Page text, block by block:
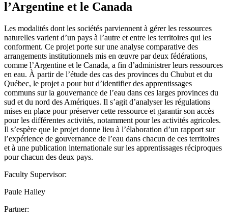
l’Argentine et le Canada
Les modalités dont les sociétés parviennent à gérer les ressources
naturelles varient d’un pays à l’autre et entre les territoires qui les
conforment. Ce projet porte sur une analyse comparative des
arrangements institutionnels mis en œuvre par deux fédérations,
comme l’Argentine et le Canada, a fin d’administrer leurs ressources
en eau. À partir de l’étude des cas des provinces du Chubut et du
Québec, le projet a pour but d’identifier des apprentissages
communs sur la gouvernance de l’eau dans ces larges provinces du
sud et du nord des Amériques. Il s’agit d’analyser les régulations
mises en place pour préserver cette ressource et garantir son accès
pour les différentes activités, notamment pour les activités agricoles.
Il s’espère que le projet donne lieu à l’élaboration d’un rapport sur
l’expérience de gouvernance de l’eau dans chacun de ces territoires
et à une publication internationale sur les apprentissages réciproques
pour chacun des deux pays.
Faculty Supervisor:
Paule Halley
Partner: